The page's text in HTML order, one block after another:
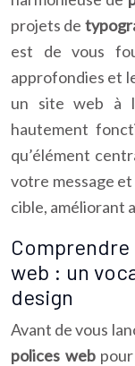
projets de
est de vous
approfondies et
un site web à
hautement
qu’élément
votre message
cible, améliorant
Comprendre
web : un
design
Avant de vous
polices web